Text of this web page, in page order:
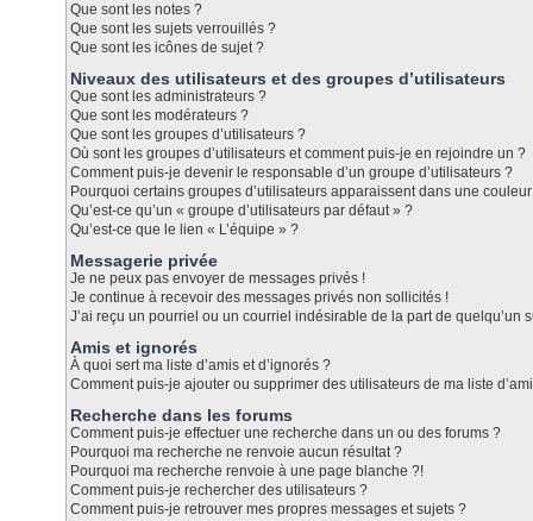
Que sont les notes ?
Que sont les sujets verrouillés ?
Que sont les icônes de sujet ?
Niveaux des utilisateurs et des groupes d’utilisateurs
Que sont les administrateurs ?
Que sont les modérateurs ?
Que sont les groupes d’utilisateurs ?
Où sont les groupes d’utilisateurs et comment puis-je en rejoindre un ?
Comment puis-je devenir le responsable d’un groupe d’utilisateurs ?
Pourquoi certains groupes d’utilisateurs apparaissent dans une
Qu’est-ce qu’un « groupe d’utilisateurs par défaut » ?
Qu’est-ce que le lien « L’équipe » ?
Messagerie privée
Je ne peux pas envoyer de messages privés !
Je continue à recevoir des messages privés non sollicités !
J’ai reçu un pourriel ou un courriel indésirable de la part de quelqu’un
Amis et ignorés
À quoi sert ma liste d’amis et d’ignorés ?
Comment puis-je ajouter ou supprimer des utilisateurs de ma liste
Recherche dans les forums
Comment puis-je effectuer une recherche dans un ou des forums ?
Pourquoi ma recherche ne renvoie aucun résultat ?
Pourquoi ma recherche renvoie à une page blanche ?!
Comment puis-je rechercher des utilisateurs ?
Comment puis-je retrouver mes propres messages et sujets ?